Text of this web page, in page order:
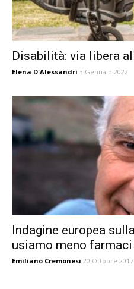
Disabilità: via libera
Elena D'Alessandri 3 Gennaio 2022
Indagine europea
usiamo meno farmaci
Emiliano Cremonesi 20 Ottobre 2017